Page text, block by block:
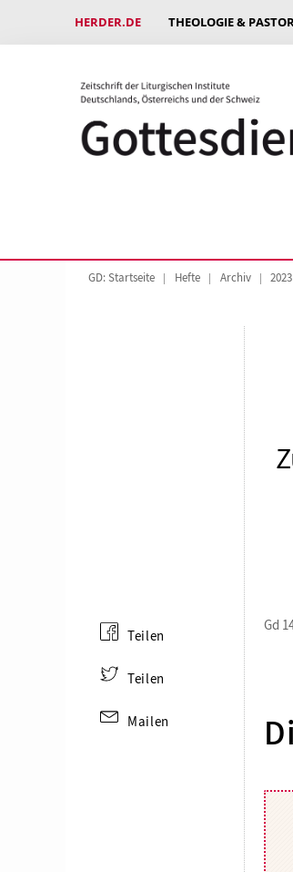
HERDER.DE THEOLOGIE &
GD: Startseite Hefte Archiv 2023
Gd
Teilen
Teilen
Mailen